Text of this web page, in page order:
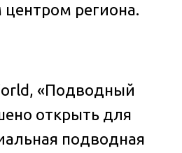
региона.
«Подводный
открыть для
подводная